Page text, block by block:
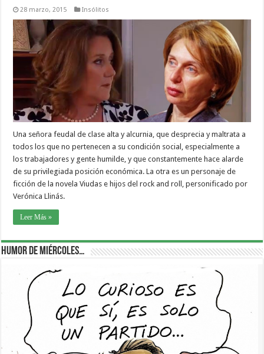
28 marzo, 2015 Insólitos
Una señora feudal de clase alta y alcurnia, que desprecia y maltrata a
todos los que no pertenecen a su condición social, especialmente a
los trabajadores y gente humilde, y que constantemente hace alarde
de su privilegiada posición económica. La otra es un personaje de
ficción de la novela Viudas e hijos del rock and roll, personificado por
Verónica Llinás.
Leer Más »
Humor de Miércoles…